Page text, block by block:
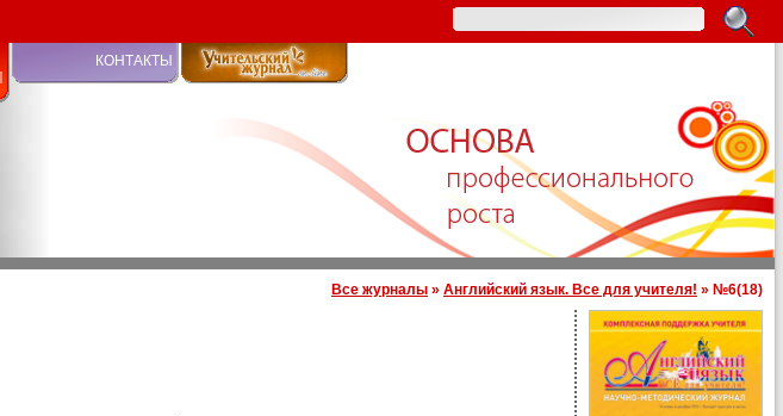
КОНТАКТЫ
Все журналы » Английский язык. Все для учителя! » №6(18)